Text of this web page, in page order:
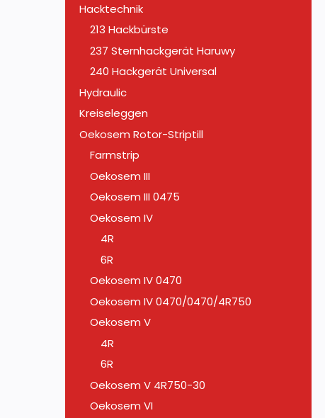
Hacktechnik
213 Hackbürste
237 Sternhackgerät Haruwy
240 Hackgerät Universal
Hydraulic
Kreiseleggen
Oekosem Rotor-Striptill
Farmstrip
Oekosem III
Oekosem III 0475
Oekosem IV
4R
6R
Oekosem IV 0470
Oekosem IV 0470/0470/4R750
Oekosem V
4R
6R
Oekosem V 4R750-30
Oekosem VI